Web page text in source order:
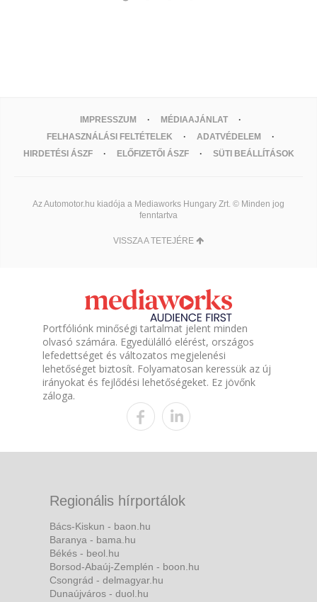
IMPRESSZUM
MÉDIAAJÁNLAT
FELHASZNÁLÁSI FELTÉTELEK
ADATVÉDELEM
HIRDETÉSI ÁSZF
ELŐFIZETŐI ÁSZF SÜTI BEÁLLÍTÁSOK
Az Automotor.hu kiadója a Mediaworks Hungary Zrt. © Minden jog
fenntartva
VISSZA A TETEJÉRE
Portfóliónk minőségi tartalmat jelent minden
olvasó számára. Egyedülálló elérést, országos
lefedettséget és változatos megjelenési
lehetőséget biztosít. Folyamatosan keressük az új
irányokat és fejlődési lehetőségeket. Ez jövőnk
záloga.
Regionális hírportálok
Bács-Kiskun - baon.hu
Baranya - bama.hu
Békés - beol.hu
Borsod-Abaúj-Zemplén - boon.hu
Csongrád - delmagyar.hu
Dunaújváros - duol.hu